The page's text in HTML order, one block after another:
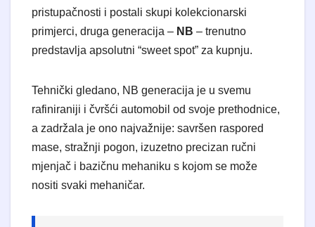
pristupačnosti i postali skupi kolekcionarski
primjerci, druga generacija – NB – trenutno
predstavlja apsolutni “sweet spot” za kupnju.
Tehnički gledano, NB generacija je u svemu
rafiniraniji i čvršći automobil od svoje prethodnice,
a zadržala je ono najvažnije: savršen raspored
mase, stražnji pogon, izuzetno precizan ručni
mjenjač i bazičnu mehaniku s kojom se može
nositi svaki mehaničar.